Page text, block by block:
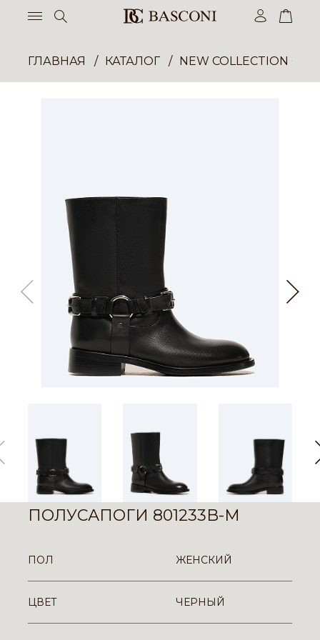
ГЛАВНАЯ КАТАЛОГ NEW COLLECTION
ПОЛУСАПОГИ 801233B-M
ПОЛ ЖЕНСКИЙ
ЦВЕТ ЧЕРНЫЙ